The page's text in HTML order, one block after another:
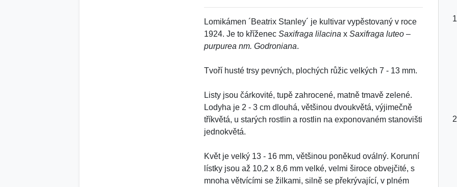
Lomikámen ´Beatrix Stanley´ je kultivar vypěstovaný v roce
1924. Je to kříženecSaxifraga lilacina xSaxifraga luteo –
purpurea nm. Godroniana.
Tvoří husté trsy pevných, plochých růžic velkých 7 - 13 mm.
Listy jsou čárkovité, tupě zahrocené, matně tmavě zelené.
Lodyha je 2 - 3 cm dlouhá, většinou dvoukvětá, výjimečně
tříkvětá, u starých rostlin a rostlin na exponovaném stanovišti
jednokvětá.
Květ je velký 13 - 16 mm, většinou poněkud oválný. Korunní
lístky jsou až 10,2 x 8,6 mm velké, velmi široce obvejčité, s
mnoha větvícími se žilkami, silně se překrývající, v plném